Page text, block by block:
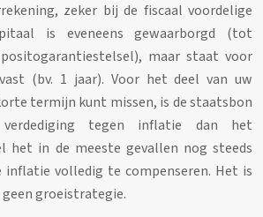
zeker bij de fiscaal voordelige
is eveneens gewaarborgd (tot
maar staat voor
(bv. 1 jaar). Voor het deel van uw
termijn kunt missen, is de staatsbon
tegen inflatie dan het
het in de meeste gevallen nog steeds
volledig te compenseren. Het is
geen groeistrategie.